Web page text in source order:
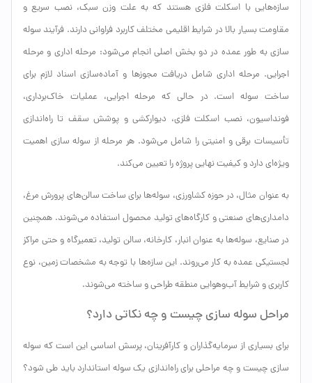
سازه‌هایی با اسکلت فلزی هستند که به علت وزن سبک، نصب سریع و
مقاومت بسیار بالا در شرایط اقلیمی مختلف کاربرد فراوانی دارند. فرآیند سوله
سازی به طور عمده در دو بخش اصلی انجام می‌شود: مرحله اداری و مرحله
اجرایی. مرحله اداری شامل دریافت مجوزها و آماده‌سازی اسناد لازم برای
ساخت سوله است. در حالی که مرحله اجرایی، عملیات خاک‌برداری،
فونداسیون، نصب اسکلت فلزی، دیوارکشی و پوشش سقف تا راه‌اندازی
تأسیسات برقی و امنیتی را شامل می‌شود. هر مرحله از سوله سازی اهمیت
ویژه‌ای دارد و کیفیت نهایی پروژه را تعیین می‌کند.
به عنوان مثال، در حوزه کشاورزی، سوله‌ها برای ساخت سالن‌های پرورش مرغ،
دامداری‌های صنعتی و کارگاه‌های تولید محصول استفاده می‌شوند. همچنین
در صنایع، سوله‌ها به عنوان انبار، کارخانه، سالن تولید، تعمیرگاه و حتی مراکز
لجستیکی عمده به کار می‌روند. این سازه‌ها با توجه به مشخصات زمین، نوع
کاربری و شرایط آب‌وهوایی منطقه طراحی و ساخته می‌شوند.
مراحل سوله سازی چیست و چه نکاتی دارد؟
برای بسیاری از سرمایه‌گذاران و کارآفرینان، پرسش اساسی این است که سوله
سازی چیست و چه مراحلی برای راه‌اندازی یک سوله استاندارد باید طی شود؟